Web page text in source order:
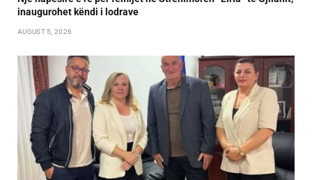
inaugurohet këndi i lodrave
AUGUST 5, 2026